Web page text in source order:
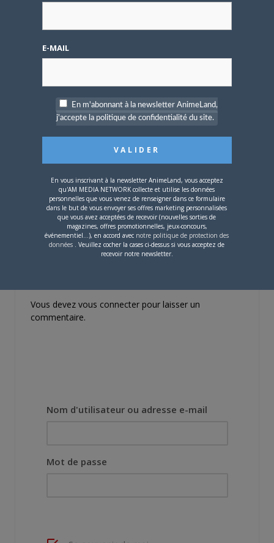
Une nouvelle série TV
pour 2027
4 JUILLET 2026 0
[Entretien] Mokochan : «
Lors des prémices du
projet, il était déjà
demandé de suivre au
Vous devez vous connecter pour laisser un
commentaire.
Nom d'utilisateur ou adresse e-mail
Mot de passe
E-MAIL
En m'abonnant à la newsletter AnimeLand,
j'accepte la politique de confidentialité du site.
En vous inscrivant à la newsletter AnimeLand, vous acceptez
qu'AM MEDIA NETWORK collecte et utilise les données
personnelles que vous venez de renseigner dans ce formulaire
dans le but de vous envoyer ses offres marketing personnalisées
que vous avez acceptées de recevoir (nouvelles sorties de
magazines, offres promotionnelles, jeux-concours,
événementiel...), en accord avec notre politique de protection des
données . Veuillez cocher la cases ci-dessus si vous acceptez de
recevoir notre newsletter.